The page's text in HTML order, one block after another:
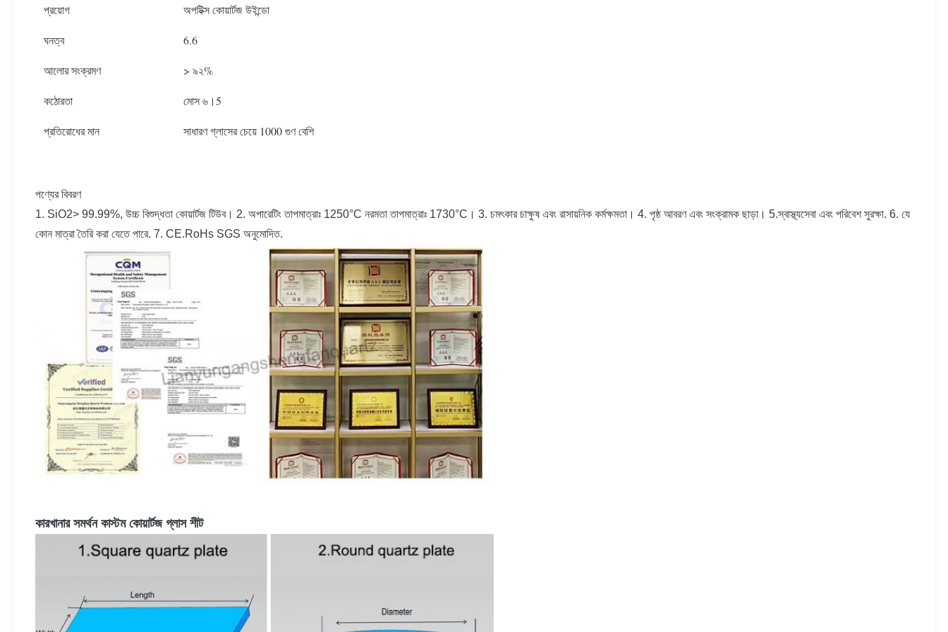
প্রয়োগ অপটিক্স কোয়ার্টজ উইন্ডো
ঘনত্ব 6.6
আলোর সংক্রমণ > ৯২%
কঠোরতা মোস ৬।5
প্রতিরোধের মান সাধারণ গ্লাসের চেয়ে 1000 গুণ বেশি
পণ্যের বিবরণ
1. SiO2> 99.99%, উচ্চ বিশুদ্ধতা কোয়ার্টজ টিউব। 2. অপারেটিং তাপমাত্রাঃ 1250°C নরমতা তাপমাত্রাঃ 1730°C। 3. চমৎকার চাক্ষুষ এবং রাসায়নিক কর্মক্ষমতা। 4. পৃষ্ঠ আবরণ এবং সংক্রামক ছাড়া। 5.স্বাস্থ্যসেবা এবং পরিবেশ সুরক্ষা. 6. যে
কোন মাত্রা তৈরি করা যেতে পারে. 7. CE.RoHs SGS অনুমোদিত.
কারখানার সমর্থন কাস্টম কোয়ার্টজ গ্লাস শীট